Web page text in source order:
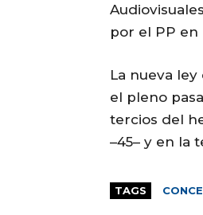
por el PP en
La nueva
el pleno
tercios del
–45– y en la
TAGS